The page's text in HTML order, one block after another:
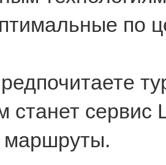
по
станет
маршруты.